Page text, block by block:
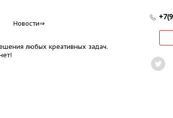
Новости
любых креативных задач.